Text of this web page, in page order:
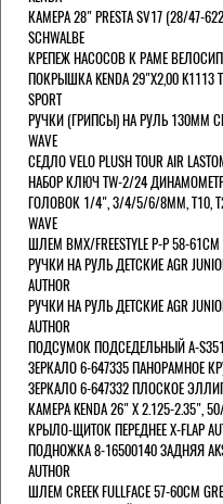
КАМЕРА 28" PRESTA SV17 (28/47-
SCHWALBE
КРЕПЕЖ НАСОСОВ К РАМЕ
ПОКРЫШКА KENDA 29"Х2,00 K1113
SPORT
РУЧКИ (ГРИПСЫ) НА РУЛЬ 130ММ
WAVE
СЕДЛО VELO PLUSH TOUR AIR
НАБОР КЛЮЧ TW-2/24
ГОЛОВОК 1/4", 3/4/5/6/8ММ, T10,
WAVE
ШЛЕМ ВМХ/FREESTYLE Р-Р 58-61СМ
РУЧКИ НА РУЛЬ ДЕТСКИЕ AGR
AUTHOR
РУЧКИ НА РУЛЬ ДЕТСКИЕ AGR
AUTHOR
ПОДСУМОК ПОДСЕДЕЛЬНЫЙ A-S351
ЗЕРКАЛО 6-647335 ПАНОРАМНОЕ
ЗЕРКАЛО 6-647332 ПЛОСКОЕ
КАМЕРА KENDA 26" Х 2.125-2.35",
КРЫЛО-ЩИТОК ПЕРЕДНЕЕ X-FLAP
ПОДНОЖКА 8-16500140 ЗАДНЯЯ
AUTHOR
ШЛЕМ CREEK FULLFACE 57-60СМ